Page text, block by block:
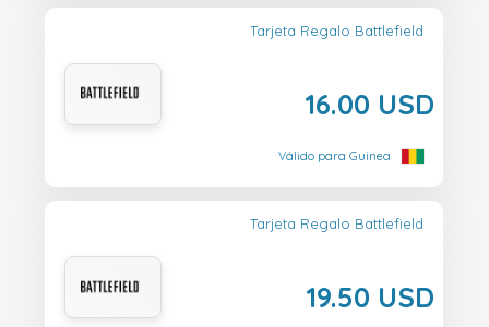
Tarjeta Regalo Battlefield
16.00 USD
Válido para Guinea
Tarjeta Regalo Battlefield
19.50 USD